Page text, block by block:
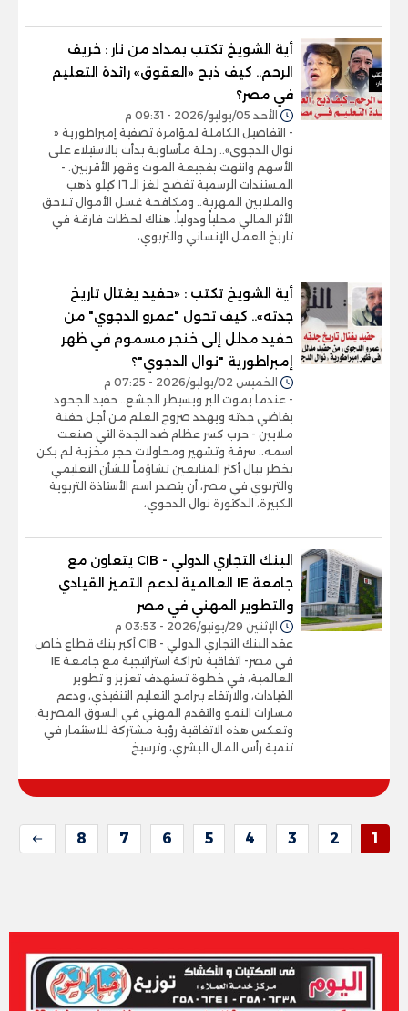
أية الشويخ تكتب بمداد من نار : خريف
الرحم.. كيف ذبح «العقوق» رائدة التعليم
في مصر؟
الأحد 05/يوليو/2026 - 09:31 م
- التفاصيل الكاملة لمؤامرة تصفية إمبراطورية «
نوال الدجوى».. رحلة مأساوية بدأت بالاستيلاء على
الأسهم وانتهت بفجيعة الموت وقهر الأقربين. -
المستندات الرسمية تفضح لغز الـ ١٦ كيلو ذهب
والملايين المهربة.. ومكافحة غسل الأموال تلاحق
الأثر المالي محلياً ودولياً. هناك لحظات فارقة في
تاريخ العمل الإنساني والتربوي،
أية الشويخ تكتب : «حفيد يغتال تاريخ
جدته».. كيف تحول "عمرو الدجوي" من
حفيد مدلل إلى خنجر مسموم في ظهر
إمبراطورية "نوال الدجوي"؟
الخميس 02/يوليو/2026 - 07:25 م
- عندما يموت البر ويسيطر الجشع.. حفيد الجحود
يقاضي جدته ويهدد صروح العلم من أجل حفنة
ملايين - حرب كسر عظام ضد الجدة التي صنعت
اسمه.. سرقة وتشهير ومحاولات حجر مخزية لم يكن
يخطر ببال أكثر المتابعين تشاؤماً للشأن التعليمي
والتربوي في مصر، أن يتصدر اسم الأستاذة التربوية
الكبيرة، الدكتورة نوال الدجوي،
البنك التجاري الدولي - CIB يتعاون مع
جامعة IE العالمية لدعم التميز القيادي
والتطوير المهني في مصر
الإثنين 29/يونيو/2026 - 03:53 م
عقد البنك التجاري الدولي - CIB أكبر بنك قطاع خاص
في مصر- اتفاقية شراكة استراتيجية مع جامعة IE
العالمية، في خطوة تستهدف تعزيز و تطوير
القيادات، والارتقاء ببرامج التعليم التنفيذي، ودعم
مسارات النمو والتقدم المهني في السوق المصرية.
وتعكس هذه الاتفاقية رؤية مشتركة للاستثمار في
تنمية رأس المال البشري، وترسيخ
1
2
3
4
5
6
7
8